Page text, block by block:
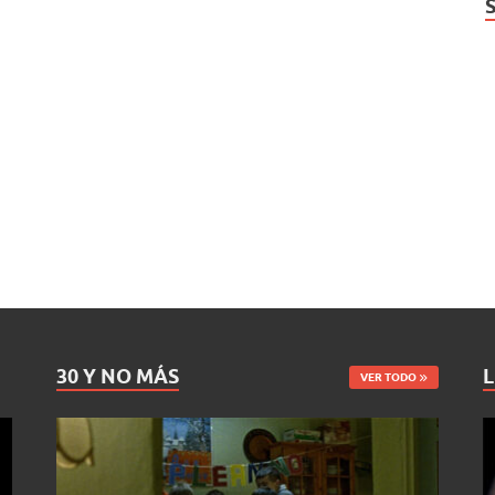
30 Y NO MÁS VER TODO